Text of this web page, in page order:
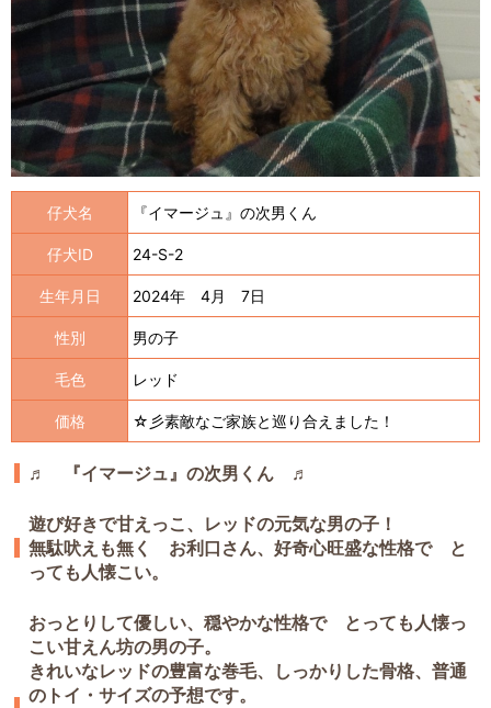
仔犬名 『イマージュ』の次男くん
仔犬ID 24-S-2
生年月日 2024年 4月 7日
性別 男の子
毛色 レッド
価格 ☆彡素敵なご家族と巡り合えました！
♬ 『イマージュ』の次男くん ♬
遊び好きで甘えっこ、レッドの元気な男の子！
無駄吠えも無く お利口さん、好奇心旺盛な性格で と
っても人懐こい。
おっとりして優しい、穏やかな性格で とっても人懐っ
こい甘えん坊の男の子。
きれいなレッドの豊富な巻毛、しっかりした骨格、普通
のトイ・サイズの予想です。